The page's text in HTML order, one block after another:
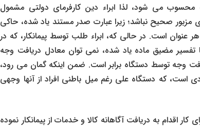
محسوب می‌ شود، لذا ابراء دین کارفرمای دولتی مشمول
صحیح نباشد؛ زیرا عبارت صدر مستند یاد شده، حاکی
است. در حالی که، ابراء طلب توسط پیمانکار، که در
تفسیر مضیق ماده یاد شده، نمی ‌توان معادل دریافت وجه
وجه توسط دستگاه برابر است. ضمن اینکه گمان می ‌رود،
مواردی است، که دستگاه علی ‌رغم میل باطنی افراد از آنها وجهی
اقدام به دریافت آگاهانه کالا و خدمات از پیمانکار نموده